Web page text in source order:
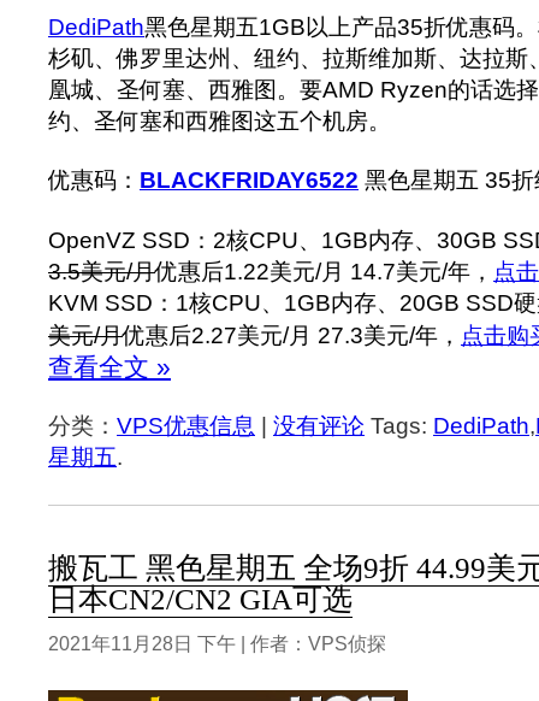
DediPath黑色星期五1GB以上产品35折优惠码
杉矶、佛罗里达州、纽约、拉斯维加斯、达拉斯
凰城、圣何塞、西雅图。要AMD Ryzen的话选
约、圣何塞和西雅图这五个机房。
优惠码： BLACKFRIDAY6522 黑色星期五 35
OpenVZ SSD：2核CPU、1GB内存、30GB
3.5美元/月优惠后1.22美元/月 14.7美元/年， 点
KVM SSD：1核CPU、1GB内存、20GB SSD
美元/月优惠后2.27美元/月 27.3美元/年， 点击购
查看全文 »
分类： VPS优惠信息 没有评论 Tags: DediPath,
星期五.
搬瓦工 黑色星期五 全场9折 44.99美
日本CN2/CN2 GIA可选
2021年11月28日 下午 | 作者：VPS侦探